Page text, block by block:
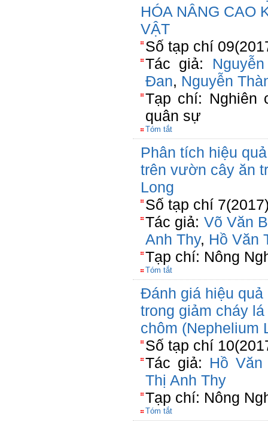
HÓA NÂNG CAO
VẬT
Số tạp chí
Tác giả:
Đan, Nguyễn
Tạp chí: Nghiên
quân sự
Tóm tắt
Phân tích hiệu
trên vườn cây ăn
Long
Số tạp chí
Tác giả: Võ Văn
Anh Thy, Hồ Văn
Tạp chí: Nông
Tóm tắt
Đánh giá hiệu
trong giảm cháy
chôm (Nephelium
Số tạp chí
Tác giả: Hồ Văn
Thị Anh Thy
Tạp chí: Nông
Tóm tắt